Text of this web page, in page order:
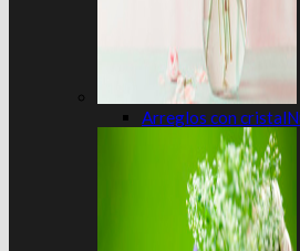
Arreglos con cristal